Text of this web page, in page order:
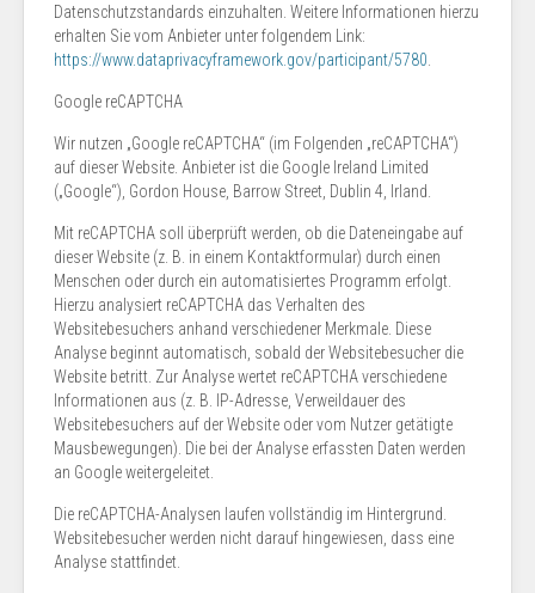
Datenschutzstandards einzuhalten. Weitere Informationen hierzu
erhalten Sie vom Anbieter unter folgendem Link:
https://www.dataprivacyframework.gov/participant/5780
Google reCAPTCHA
Wir nutzen „Google reCAPTCHA“ (im Folgenden „reCAPTCHA“)
auf dieser Website. Anbieter ist die Google Ireland Limited
(„Google“), Gordon House, Barrow Street, Dublin 4, Irland.
Mit reCAPTCHA soll überprüft werden, ob die Dateneingabe auf
dieser Website (z. B. in einem Kontaktformular) durch einen
Menschen oder durch ein automatisiertes Programm erfolgt.
Hierzu analysiert reCAPTCHA das Verhalten des
Websitebesuchers anhand verschiedener Merkmale. Diese
Analyse beginnt automatisch, sobald der Websitebesucher die
Website betritt. Zur Analyse wertet reCAPTCHA verschiedene
Informationen aus (z. B. IP-Adresse, Verweildauer des
Websitebesuchers auf der Website oder vom Nutzer getätigte
Mausbewegungen). Die bei der Analyse erfassten Daten werden
an Google weitergeleitet.
Die reCAPTCHA-Analysen laufen vollständig im Hintergrund.
Websitebesucher werden nicht darauf hingewiesen, dass eine
Analyse stattfindet.